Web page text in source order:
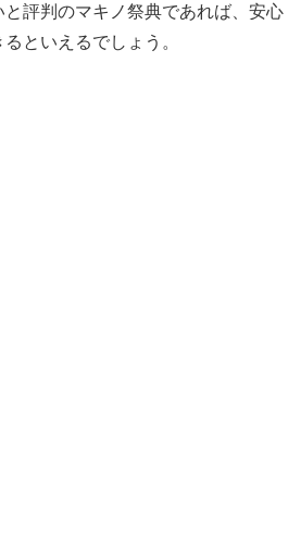
評判のマキノ祭典であれば、安心
といえるでしょう。